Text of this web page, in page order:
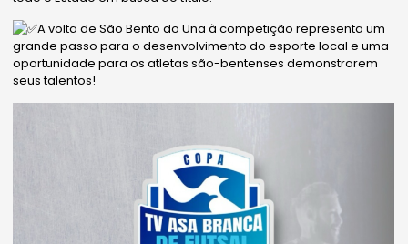
A volta de São Bento do Una à competição representa um
grande passo para o desenvolvimento do esporte local e uma
oportunidade para os atletas são-bentenses demonstrarem
seus talentos!